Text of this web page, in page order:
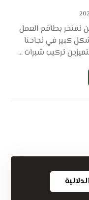
نفتخر بطاقم العمل
كبير في نجاحنا
تركيب شبرات ...